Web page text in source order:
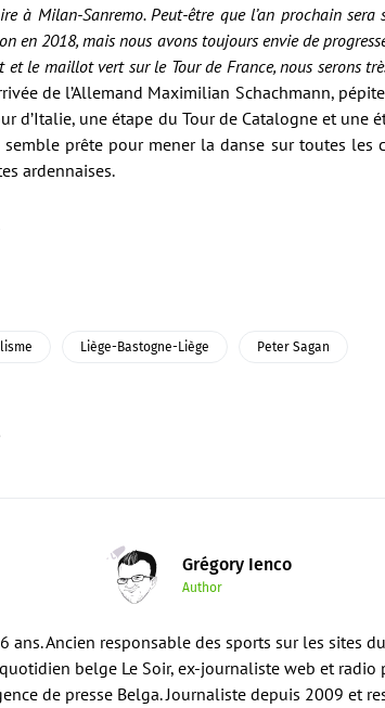
à Milan-Sanremo. Peut-être que l’an prochain sera
en 2018, mais nous avons toujours envie de
le maillot vert sur le Tour de France, nous serons
de l’Allemand Maximilian Schachmann,
d’Italie, une étape du Tour de Catalogne et une
semble prête pour mener la danse sur toutes les
ardennaises.
Liège-Bastogne-Liège Peter Sagan
Grégory Ienco
Author
ans. Ancien responsable des sports sur les sites
belge Le Soir, ex-journaliste web et
de presse Belga. Journaliste depuis 2009 et